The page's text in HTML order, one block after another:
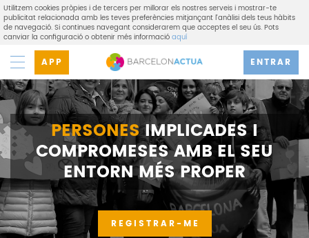
Utilitzem cookies pròpies i de tercers per millorar els nostres serveis i mostrar-te
publicitat relacionada amb les teves preferències mitjançant l'anàlisi dels teus hàbits
de navegació. Si continues navegant considerarem que acceptes el seu ús. Pots
canviar la configuració o obtenir més informacióaquí
APP ENTRAR
PERSONESIMPLICADES I
COMPROMESES AMB EL SEU
ENTORN MÉS PROPER
REGISTRAR-ME